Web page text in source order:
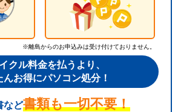
※離島からのお申込みは受け付けておりません。
クル料金を払うより、
んお得にパソコン処分！
など書類も一切不要！